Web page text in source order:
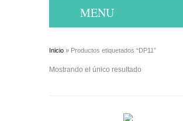
MENU
Inicio » Productos etiquetados “DP11”
Mostrando el único resultado